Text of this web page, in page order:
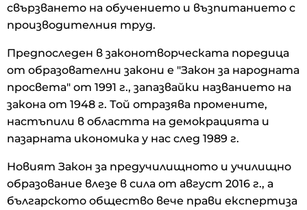
свързването на обучението и възпитанието с
производителния труд.
Предпоследен в законотворческата поредица
от образователни закони е "Закон за народната
просвета" от 1991 г., запазвайки названието на
закона от 1948 г. Той отразява промените,
настъпили в областта на демокрацията и
пазарната икономика у нас след 1989 г.
Новият Закон за предучилищното и училищно
образование влезе в сила от август 2016 г., а
българското общество вече прави експертиза